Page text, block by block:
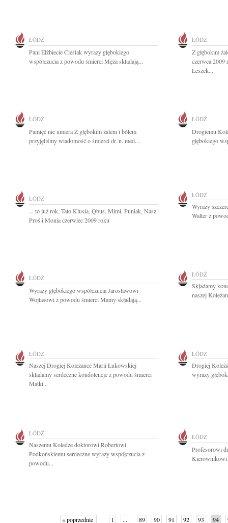
ŁÓDŹ
Pani Elżbiecie Cieślak wyrazy głębokiego
współczucia z powodu śmierci Męża składają...
ŁÓDŹ
Z głębokim
czerwca 2009
Leszek...
ŁÓDŹ
Pamięć nie umiera Z głębokim żalem i bólem
przyjęliśmy wiadomość o śmierci dr. n. med....
ŁÓDŹ
Drogiemu
głębokiego
ŁÓDŹ
... to już rok, Tato Klusia, Qbuś, Mimi, Puniak, Nasz
Proś i Monia czerwiec 2009 roku
ŁÓDŹ
Wyrazy
Walter z
ŁÓDŹ
Wyrazy głębokiego współczucia Jarosławowi
Wojtasowi z powodu śmierci Mamy składają...
ŁÓDŹ
Składamy
naszej
ŁÓDŹ
Naszej Drogiej Koleżance Marii Łukowskiej
składamy serdeczne kondolencje z powodu śmierci
Matki...
ŁÓDŹ
Drogiej
wyrazy
ŁÓDŹ
Naszemu Koledze doktorowi Robertowi
Podkońskiemu serdeczne wyrazy współczucia z
powodu...
ŁÓDŹ
Profesorowi
Kierownikowi
« poprzednie 1 ... 89 90 91 92 93 94